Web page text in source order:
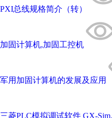
PXI总线规格简介（转）
加固计算机,加固工控机
军用加固计算机的发展及应用
三菱PLC模拟调试软件 GX-